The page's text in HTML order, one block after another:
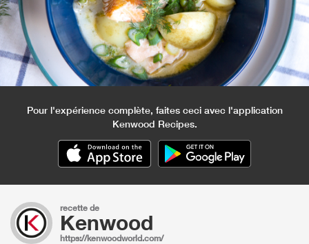
Pour l'expérience complète, faites ceci avec l'application
Kenwood Recipes.
recette de
Kenwood
https://kenwoodworld.com/